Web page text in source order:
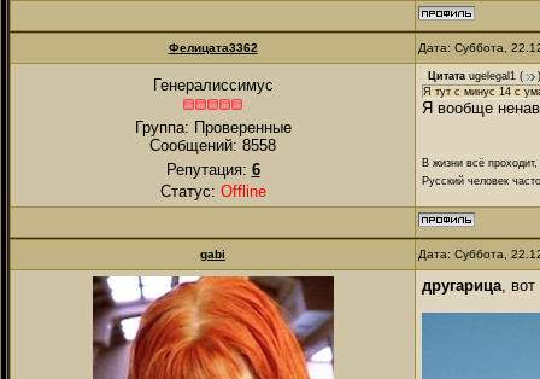
Фелицата3362 Дата: Суббота,
Генералиссимус
Группа: Проверенные
Сообщений: 8558
Репутация: 6
Статус: Offline
Цитата ugelegal1 (
)
Я тут с минус 14 с
Я вообще
В жизни всё
Русский человек
gabi Дата: Суббота,
другарица, вот